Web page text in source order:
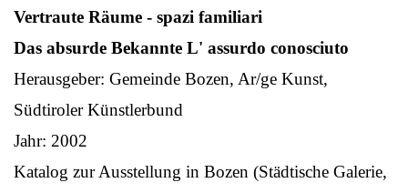
Vertraute Räume - spazi familiari
Das absurde Bekannte L' assurdo conosciuto
Herausgeber: Gemeinde Bozen, Ar/ge Kunst,
Südtiroler Künstlerbund
Jahr: 2002
Katalog zur Ausstellung in Bozen (Städtische Galerie,